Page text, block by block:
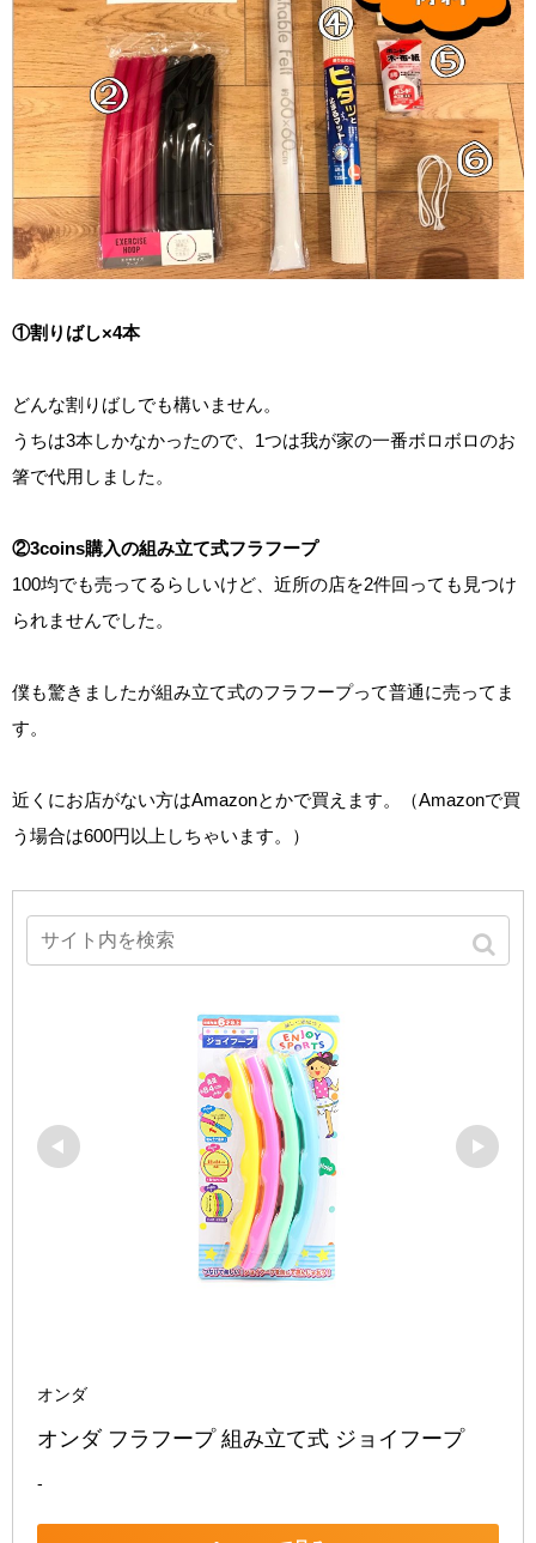
①割りばし×4本
どんな割りばしでも構いません。
うちは3本しかなかったので、1つは我が家の一番ボロボロのお
箸で代用しました。
②3coins購入の組み立て式フラフープ
100均でも売ってるらしいけど、近所の店を2件回っても見つけ
られませんでした。
僕も驚きましたが組み立て式のフラフープって普通に売ってま
す。
近くにお店がない方はAmazonとかで買えます。（Amazonで買
う場合は600円以上しちゃいます。）
オンダ
オンダ フラフープ 組み立て式 ジョイフープ
-